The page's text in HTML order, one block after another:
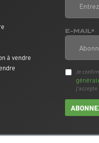
à vendre
E-MAIL*
Je
j'accepte